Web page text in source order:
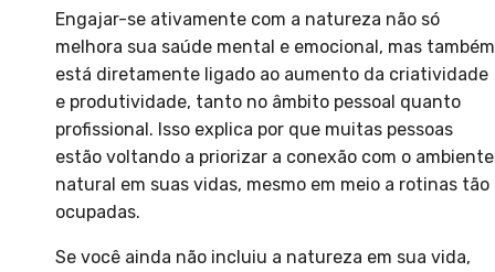
Engajar-se ativamente com a natureza não só
melhora sua saúde mental e emocional, mas também
está diretamente ligado ao aumento da criatividade
e produtividade, tanto no âmbito pessoal quanto
profissional. Isso explica por que muitas pessoas
estão voltando a priorizar a conexão com o ambiente
natural em suas vidas, mesmo em meio a rotinas tão
ocupadas.
Se você ainda não incluiu a natureza em sua vida,